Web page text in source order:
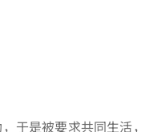
于是被要求共同生活